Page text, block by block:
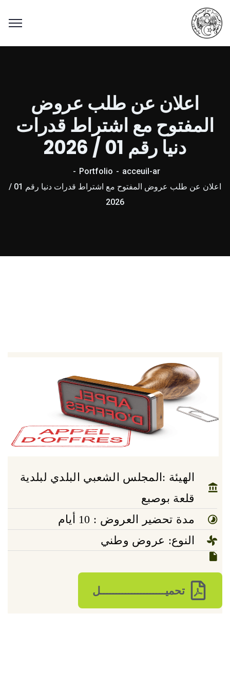
اعلان عن طلب عروض
المفتوح مع اشتراط قدرات
دنيا رقم 01 / 2026
acceuil-ar
Portfolio
اعلان عن طلب عروض المفتوح مع اشتراط قدرات دنيا رقم 01 /
2026
الهيئة :المجلس الشعبي البلدي لبلدية
قلعة بوصبع
مدة تحضير العروض : 10 أيام
النوع: عروض وطني
تحميـــــــــــــــــــــل